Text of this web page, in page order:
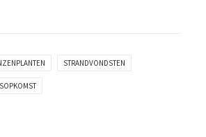
STRANDVONDSTEN